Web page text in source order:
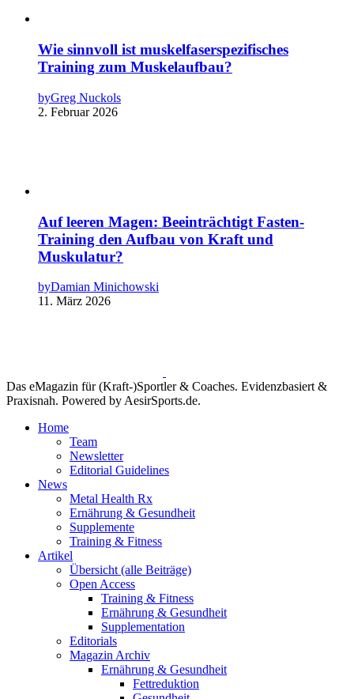
Wie sinnvoll ist muskelfaserspezifisches
Training zum Muskelaufbau?
byGreg Nuckols
2. Februar 2026
Auf leeren Magen: Beeinträchtigt Fasten-
Training den Aufbau von Kraft und
Muskulatur?
byDamian Minichowski
11. März 2026
Das eMagazin für (Kraft-)Sportler & Coaches. Evidenzbasiert &
Praxisnah. Powered by AesirSports.de.
Home
Team
Newsletter
Editorial Guidelines
News
Metal Health Rx
Ernährung & Gesundheit
Supplemente
Training & Fitness
Artikel
Übersicht (alle Beiträge)
Open Access
Training & Fitness
Ernährung & Gesundheit
Supplementation
Editorials
Magazin Archiv
Ernährung & Gesundheit
Fettreduktion